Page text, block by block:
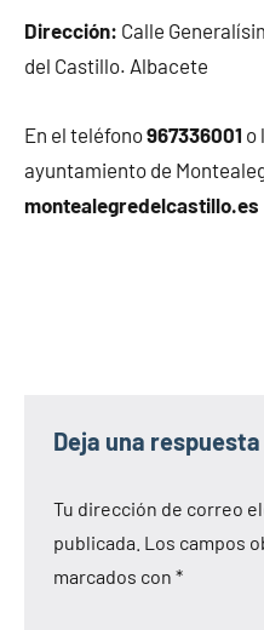
Dirección: Calle
del Castillo. Albacete
En el teléfono967336001 o
ayuntamiento de
montealegredelcastillo.es
Deja una respuesta
Tu dirección de correo
publicada. Los campos
marcados con *